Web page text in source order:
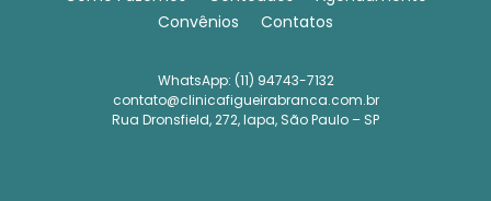
Convênios
Contatos
WhatsApp: (11) 94743-7132
contato@clinicafigueirabranca.com.br
Rua Dronsfield, 272, lapa, São Paulo – SP